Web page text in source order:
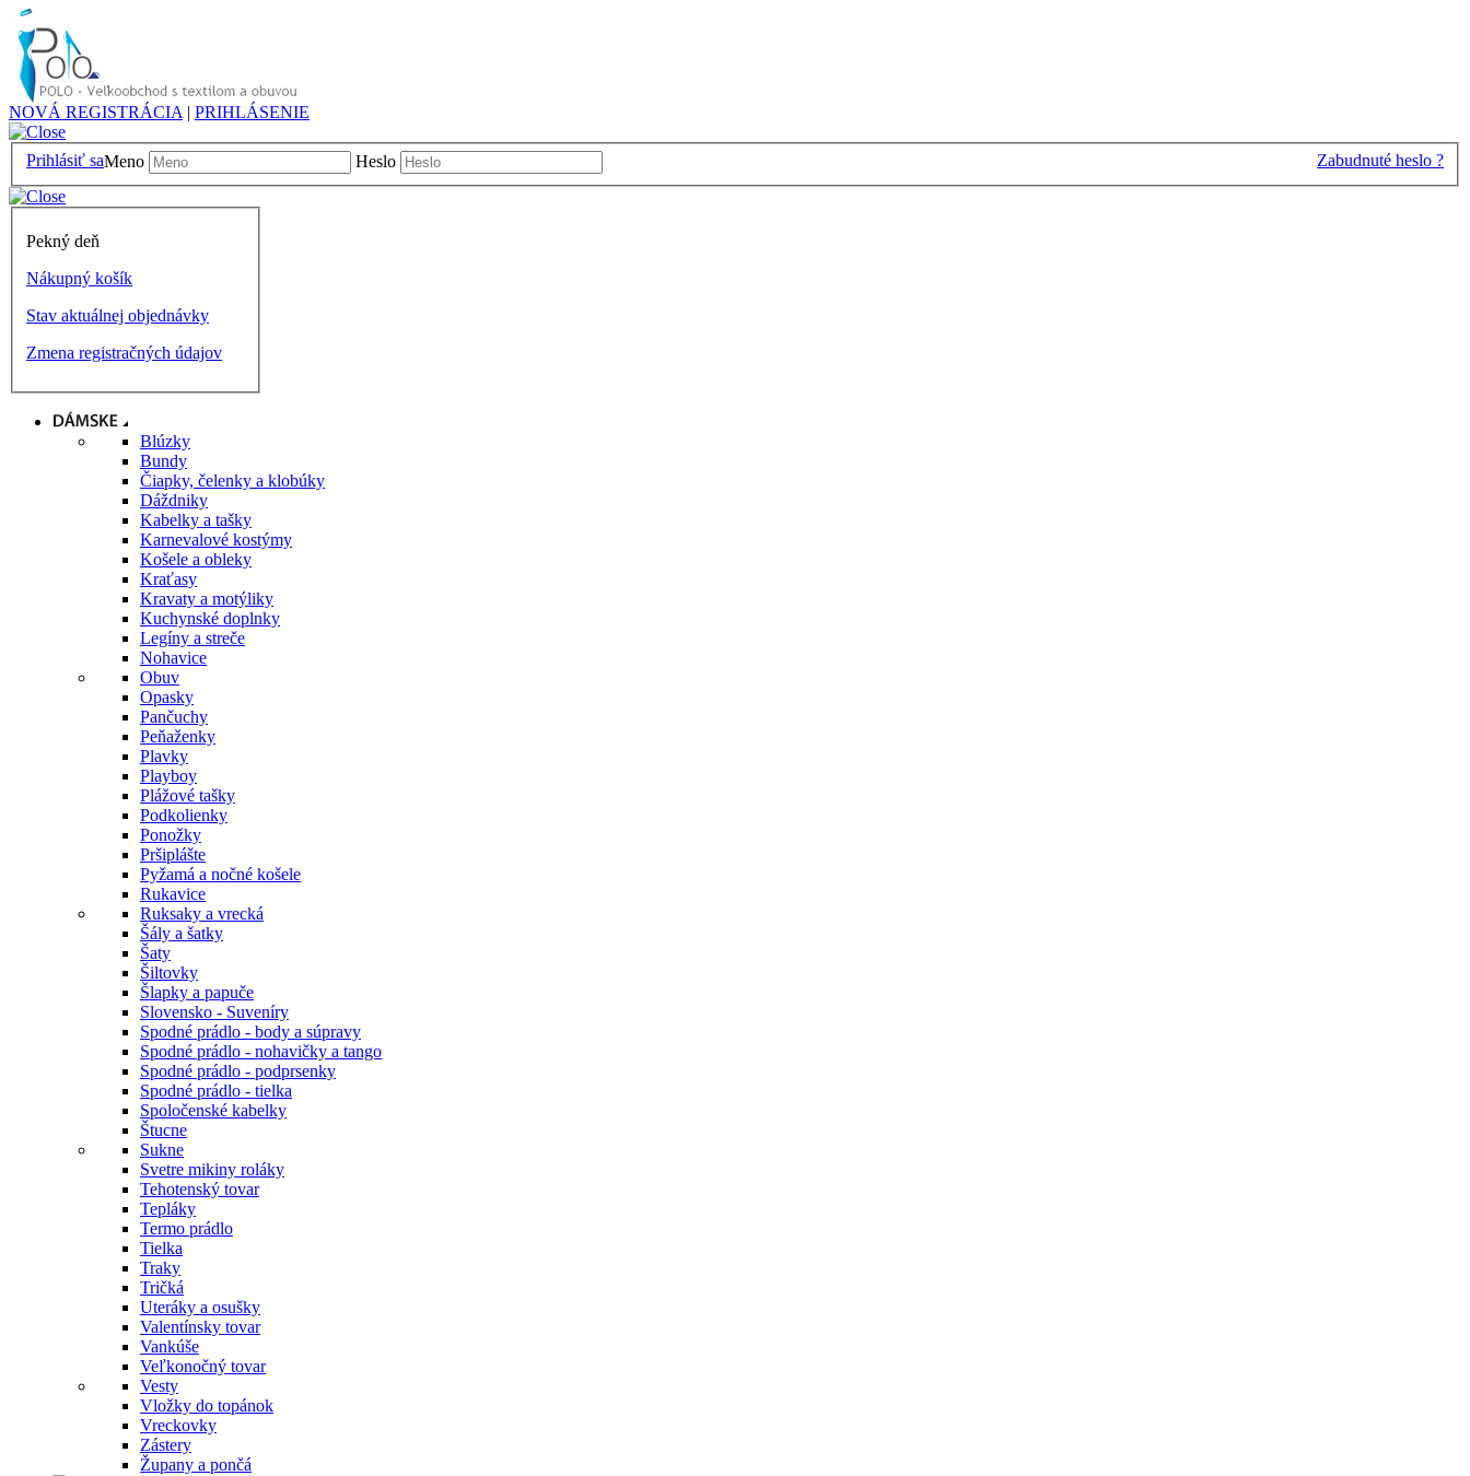
NOVÁ REGISTRÁCIA | PRIHLÁSENIE
Meno Heslo
Prihlásiť sa Zabudnuté heslo ?
Pekný deň
Nákupný košík
Stav aktuálnej objednávky
Zmena registračných údajov
Blúzky
Bundy
Čiapky, čelenky a klobúky
Dáždniky
Kabelky a tašky
Karnevalové kostýmy
Košele a obleky
Kraťasy
Kravaty a motýliky
Kuchynské doplnky
Legíny a streče
Nohavice
Obuv
Opasky
Pančuchy
Peňaženky
Plavky
Playboy
Plážové tašky
Podkolienky
Ponožky
Pršiplášte
Pyžamá a nočné košele
Rukavice
Ruksaky a vrecká
Šály a šatky
Šaty
Šiltovky
Šlapky a papuče
Slovensko - Suveníry
Spodné prádlo - body a súpravy
Spodné prádlo - nohavičky a tango
Spodné prádlo - podprsenky
Spodné prádlo - tielka
Spoločenské kabelky
Štucne
Sukne
Svetre mikiny roláky
Tehotenský tovar
Tepláky
Termo prádlo
Tielka
Traky
Tričká
Uteráky a osušky
Valentínsky tovar
Vankúše
Veľkonočný tovar
Vesty
Vložky do topánok
Vreckovky
Zástery
Župany a pončá